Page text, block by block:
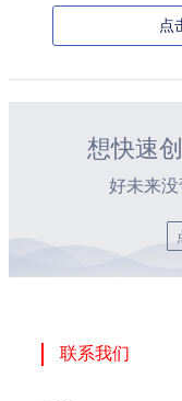
点
想快速
好未来
联系我们